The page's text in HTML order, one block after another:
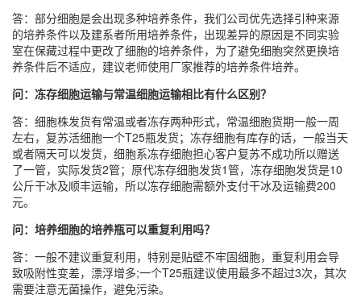
答：部分细胞是会出现多种培养条件，我们公司优先选择引种来源
的培养条件以及建系者所用培养条件，出现差异的原因是不同实验
室在保藏过程中更改了细胞的培养条件，为了避免细胞突然更换培
养条件后不适应，建议老师使用厂家推荐的培养条件培养。
问：冻存细胞运输与常温细胞运输相比有什么区别？
答：细胞株发货有常温或者冻存两种形式，常温细胞货期一般一周
左右，复苏活细胞一个T25瓶发货；冻存细胞有库存的话，一般当天
或者隔天可以发货，细胞系冻存细胞担心客户复苏不成功所以赠送
了一管，实际发货2管；原代冻存细胞发货1管，冻存细胞发货是10
公斤干冰及顺丰运输，所以冻存细胞需额外支付干冰及运输费200
元。
问：培养细胞的培养瓶可以重复利用吗？
答：一般不建议重复利用，特别是贴壁不牢固细胞，重复利用会导
致吸附性变差，漂浮增多;一个T25瓶建议使用最多不超过3次，其次
需要注意无菌操作，避免污染。